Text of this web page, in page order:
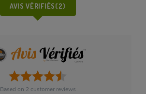
AVIS VÉRIFIÉS(2)
Based on 2 customer reviews